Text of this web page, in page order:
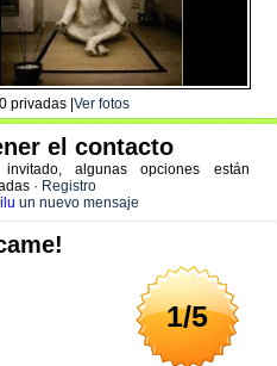
privadas | Ver fotos
el contacto
algunas opciones están
· Registro
un nuevo mensaje
1/5